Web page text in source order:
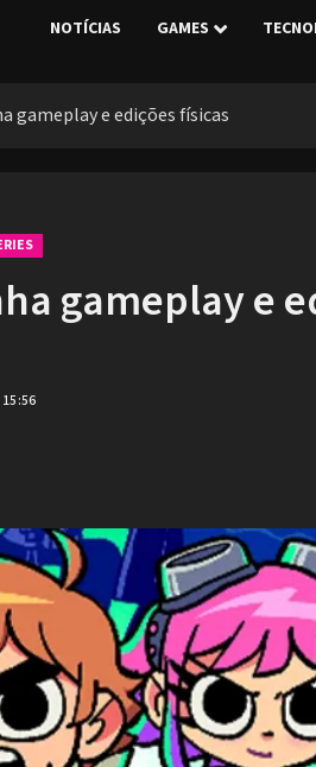
NOTÍCIAS GAMES
gameplay e edições físicas
gameplay e